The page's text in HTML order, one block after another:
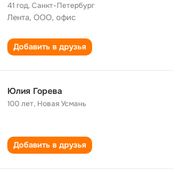
41 год,Санкт-Петербург
Лента, ООО, офис
Добавить в друзья
Юлия Горева
100 лет, Новая Усмань
Добавить в друзья